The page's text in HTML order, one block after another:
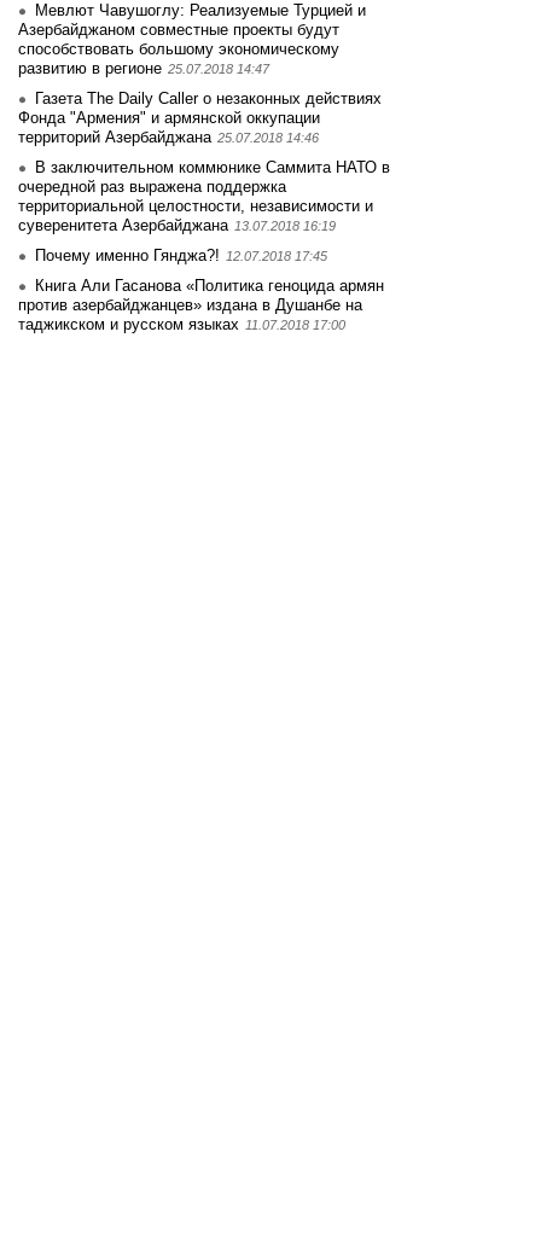
Мевлют Чавушоглу: Реализуемые Турцией и
Азербайджаном совместные проекты будут
способствовать большому экономическому
развитию в регионе 25.07.2018 14:47
Газета The Daily Caller о незаконных действиях
Фонда "Армения" и армянской оккупации
территорий Азербайджана 25.07.2018 14:46
В заключительном коммюнике Саммита НАТО в
очередной раз выражена поддержка
территориальной целостности, независимости и
суверенитета Азербайджана 13.07.2018 16:19
Почему именно Гянджа?! 12.07.2018 17:45
Книга Али Гасанова «Политика геноцида армян
против азербайджанцев» издана в Душанбе на
таджикском и русском языках 11.07.2018 17:00